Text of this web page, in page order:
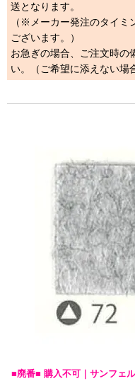
送となります。
（※メーカー発注のタイミ
ございます。）
お急ぎの場合、ご注文時の
い。（ご希望に添えない場
■廃番■ 購入不可｜サンフェ